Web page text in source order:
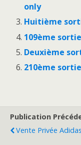
only
Huitième
109ème
Deuxième
210ème
Publication
Vente Privée Adidas